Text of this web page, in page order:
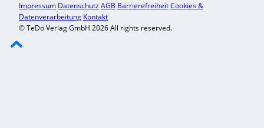
Impressum DatenschutzAGB BarrierefreiheitCookies &
Datenverarbeitung Kontakt
© TeDo Verlag GmbH 2026 All rights reserved.